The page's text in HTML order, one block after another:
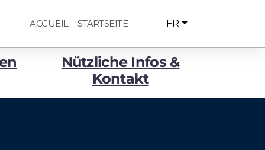
ACCUEIL STARTSEITE FR
Nützliche Infos &
Kontakt